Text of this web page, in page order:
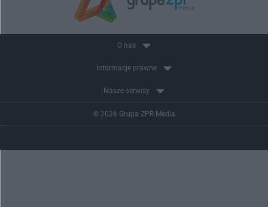
O nas
Informacje prawne
Nasze serwisy
© 2026 Grupa ZPR Media